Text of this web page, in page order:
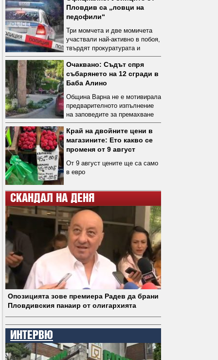
Пловдив са „ловци на
педофили“
Три момчета и две момичета
участвали най-активно в побоя,
твърдят прокуратурата и
полицията
Очаквано: Съдът спря
събарянето на 12 сгради в
Баба Алино
Община Варна не е мотивирала
предварителното изпълнение
на заповедите за премахване
Край на двойните цени в
магазините: Ето какво се
променя от 9 август
От 9 август цените ще са само
в евро
СКАНДАЛ НА ДЕНЯ
Опозицията зове премиера Радев да брани
Пловдивския панаир от олигархията
ИНТЕРВЮ